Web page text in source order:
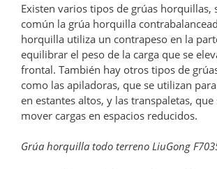
Existen varios tipos de grúas horquillas,
común la grúa horquilla
horquilla utiliza un contrapeso en la
equilibrar el peso de la carga que se
frontal. También hay otros tipos de
como las apiladoras, que se utilizan
en estantes altos, y las transpaletas,
mover cargas en espacios reducidos.
Grúa horquilla todo terreno LiuGong